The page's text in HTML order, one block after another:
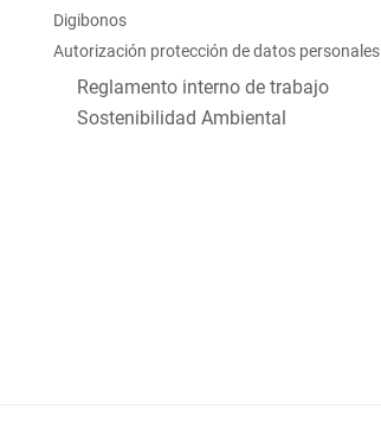
Digibonos
Autorización protección de datos personales
Reglamento interno de trabajo
Sostenibilidad Ambiental